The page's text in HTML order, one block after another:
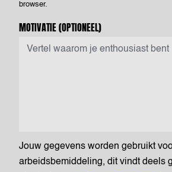
browser.
MOTIVATIE(OPTIONEEL)
Jouw gegevens worden gebruikt
arbeidsbemiddeling, dit vindt deels